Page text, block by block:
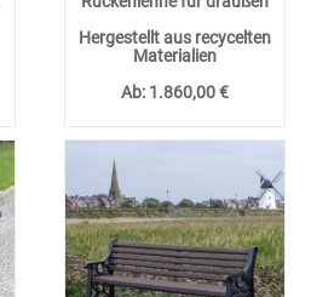
Hergestellt aus recycelten
Materialien
Ab: 1.860,00 €